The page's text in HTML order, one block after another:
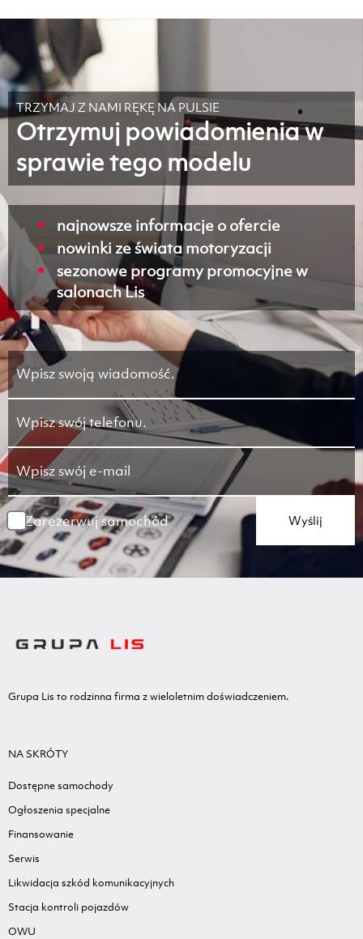
TRZYMAJ Z NAMI RĘKĘ NA PULSIE
Otrzymuj powiadomienia w
sprawie tego modelu
najnowsze informacje o ofercie
nowinki ze świata motoryzacji
sezonowe programy promocyjne w
salonach Lis
Zarezerwuj samochód Wyślij
Grupa Lis to rodzinna firma z wieloletnim doświadczeniem.
NA SKRÓTY
Dostępne samochody
Ogłoszenia specjalne
Finansowanie
Serwis
Likwidacja szkód komunikacyjnych
Stacja kontroli pojazdów
OWU